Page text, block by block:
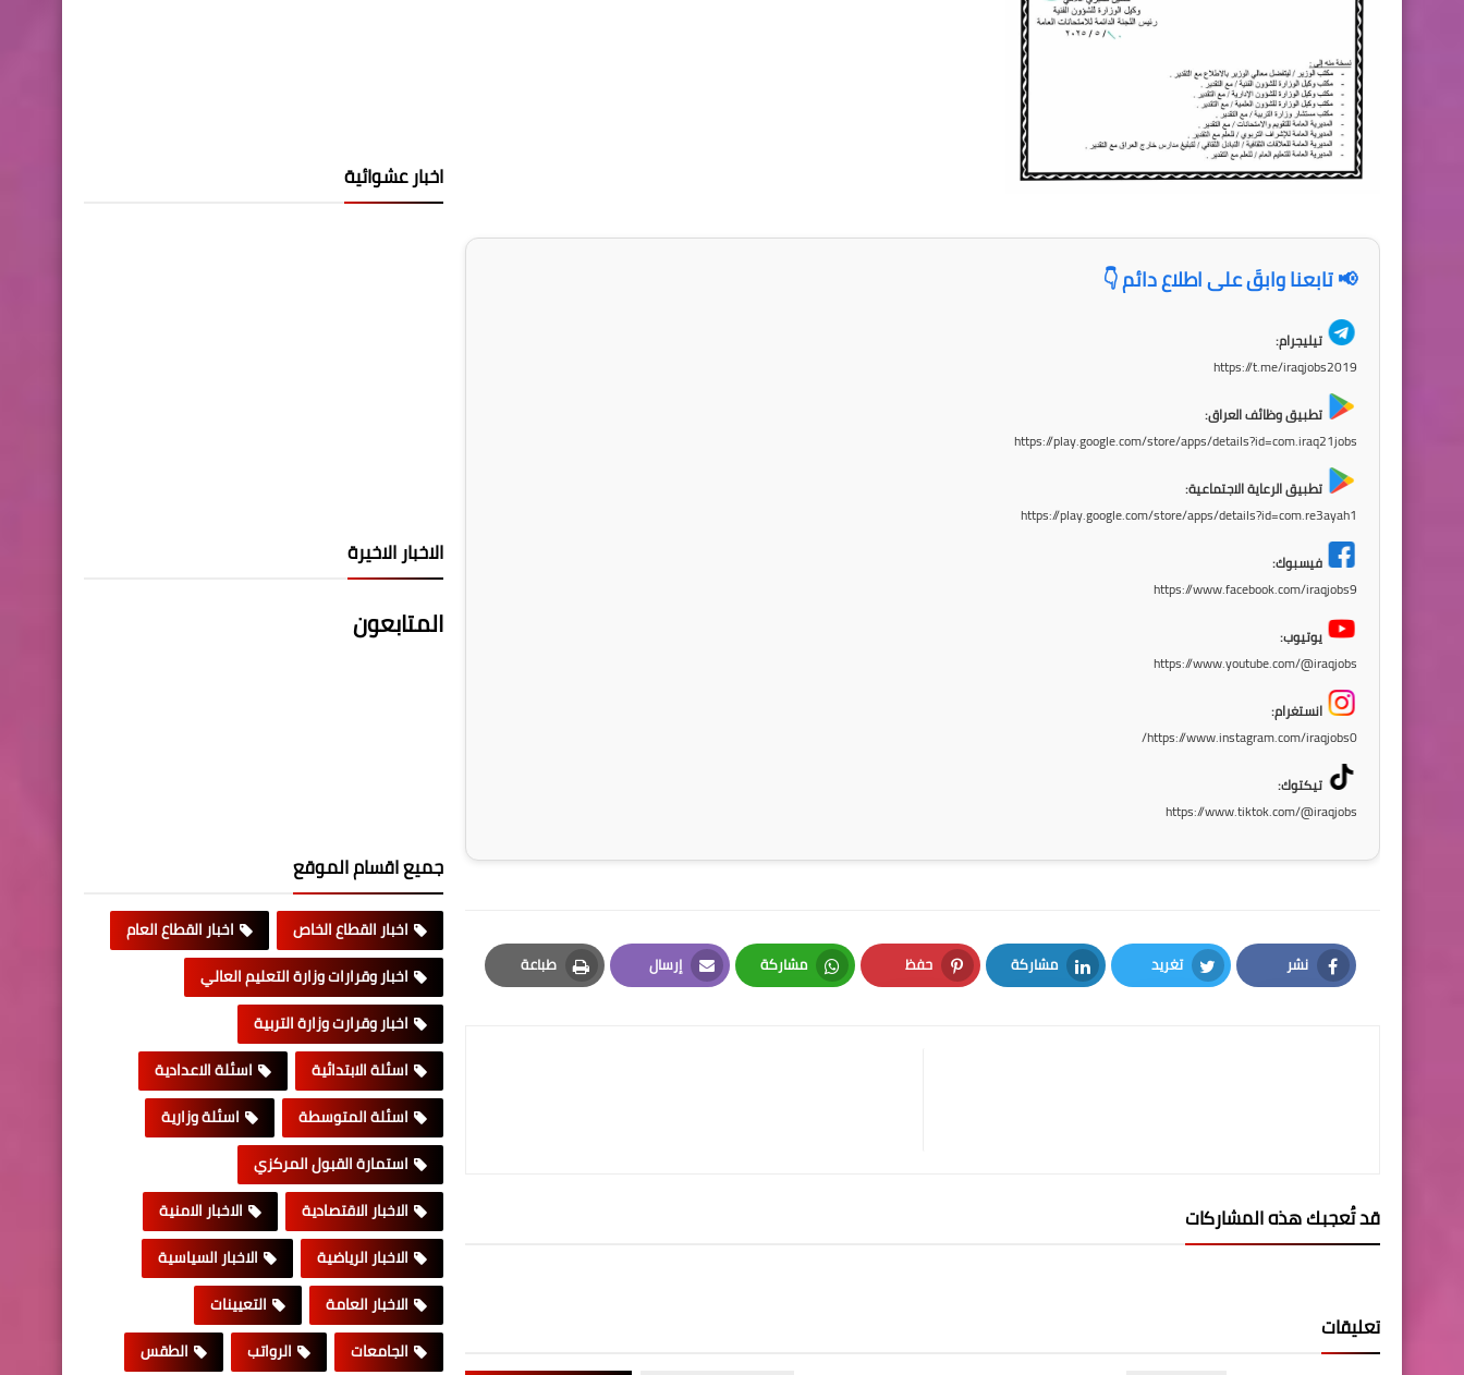
📢 تابعنا وابقَ على اطلاع دائم 👇
تيليجرام:
https://t.me/iraqjobs2019
تطبيق وظائف العراق:
https://play.google.com/store/apps/details?id=com.iraq21jobs
تطبيق الرعاية الاجتماعية:
https://play.google.com/store/apps/details?id=com.re3ayah1
فيسبوك:
https://www.facebook.com/iraqjobs9
يوتيوب:
https://www.youtube.com/@iraqjobs
انستغرام:
https://www.instagram.com/iraqjobs0/
تيكتوك:
https://www.tiktok.com/@iraqjobs
نشر
Facebook
تغريد
Twitter
مشاركة
LinkedIn
حفظ
Pinterest
مشاركة
Whatsapp
إرسال
Email
طباعة
Print
قد تُعجبك هذه المشاركات
تعليقات
اخبار عشوائية
الاخبار الاخيرة
المتابعون
جميع اقسام الموقع
اخبار القطاع الخاص
اخبار القطاع العام
اخبار وقرارات وزارة التعليم العالي
اخبار وقرارت وزارة التربية
اسئلة الابتدائية
اسئلة الاعدادية
اسئلة المتوسطة
اسئلة وزارية
استمارة القبول المركزي
الاخبار الاقتصادية
الاخبار الامنية
الاخبار الرياضية
الاخبار السياسية
الاخبار العامة
التعيينات
الجامعات
الرواتب الطقس